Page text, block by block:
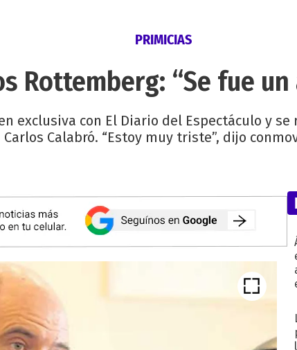
PRIMICIAS
Rottemberg: “Se fue
exclusiva con El Diario del Espectáculo y
Carlos Calabró. “Estoy muy triste”, dijo